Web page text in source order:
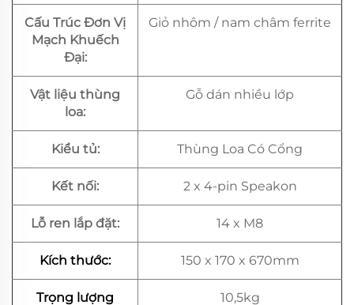
Cấu Trúc Đơn Vị
Mạch Khuếch
Đại:
Giỏ nhôm / nam châm ferrite
Vật liệu thùng
loa:
Gỗ dán nhiều lớp
Kiểu tủ: Thùng Loa Có Cổng
Kết nối: 2 x 4-pin Speakon
Lỗ ren lắp đặt: 14 x M8
Kích thước: 150 x 170 x 670mm
Trọng lượng 10,5kg